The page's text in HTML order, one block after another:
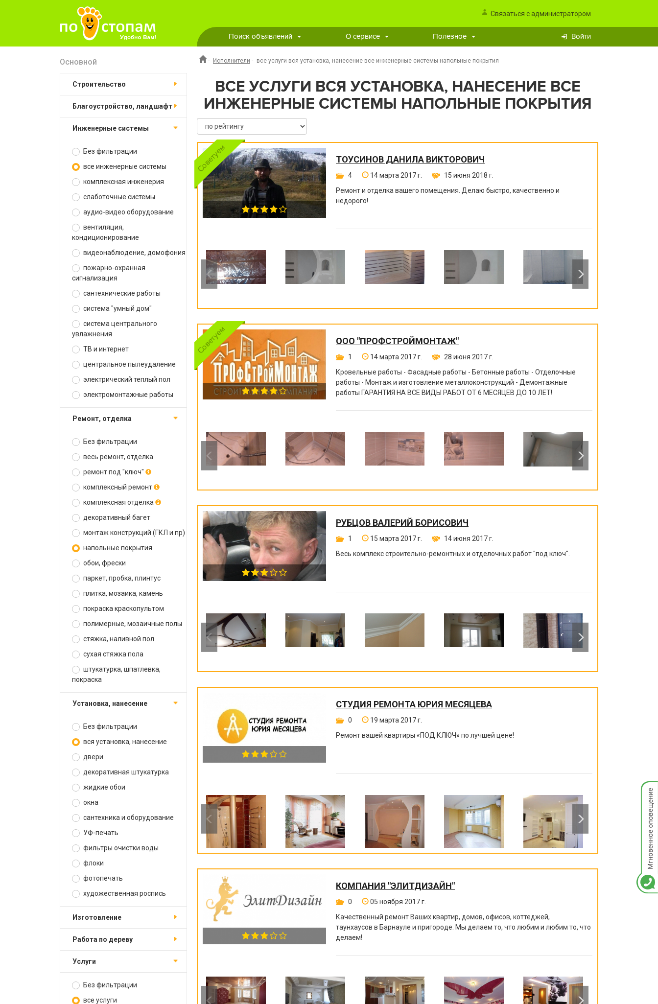
Связаться с администратором
Поиск объявлений О сервисе Полезное Войти
Основной
строительство
благоустройство, ландшафт
инженерные системы
Без фильтрации
все инженерные системы
комплексная инженерия
слаботочные системы
аудио-видео оборудование
вентиляция,
кондиционирование
видеонаблюдение, домофония
пожарно-охранная
сигнализация
сантехнические работы
система "умный дом"
система центрального
увлажнения
ТВ и интернет
центральное пылеудаление
электрический теплый пол
электромонтажные работы
ремонт, отделка
Без фильтрации
весь ремонт, отделка
ремонт под "ключ"
комплексный ремонт
комплексная отделка
декоративный багет
монтаж конструкций (ГКЛ и пр)
напольные покрытия
обои, фрески
паркет, пробка, плинтус
плитка, мозаика, камень
покраска краскопультом
полимерные, мозаичные полы
стяжка, наливной пол
сухая стяжка пола
штукатурка, шпатлевка,
покраска
установка, нанесение
Без фильтрации
вся установка, нанесение
двери
декоративная штукатурка
жидкие обои
окна
сантехника и оборудование
УФ-печать
фильтры очистки воды
флоки
фотопечать
художественная роспись
изготовление
работа по дереву
услуги
Без фильтрации
все услуги
- Исполнители - все услуги вся установка, нанесение все инженерные системы напольные покрытия
ВСЕ УСЛУГИ ВСЯ УСТАНОВКА, НАНЕСЕНИЕ ВСЕ
ИНЖЕНЕРНЫЕ СИСТЕМЫ НАПОЛЬНЫЕ ПОКРЫТИЯ
ТОУСИНОВ ДАНИЛА ВИКТОРОВИЧ
4 14 марта 2017 г.
15 июня 2018 г.
Ремонт и отделка вашего помещения. Делаю быстро, качественно и
недорого!
ООО "ПРОФСТРОЙМОНТАЖ"
1 14 марта 2017 г.
28 июня 2017 г.
Кровельные работы - Фасадные работы - Бетонные работы - Отделочные
работы - Монтаж и изготовление металлоконструкций - Демонтажные
работы ГАРАНТИЯ НА ВСЕ ВИДЫ РАБОТ ОТ 6 МЕСЯЦЕВ ДО 10 ЛЕТ!
РУБЦОВ ВАЛЕРИЙ БОРИСОВИЧ
1 15 марта 2017 г.
14 июня 2017 г.
Весь комплекс строительно-ремонтных и отделочных работ "под ключ".
СТУДИЯ РЕМОНТА ЮРИЯ МЕСЯЦЕВА
0
19 марта 2017 г.
Ремонт вашей квартиры «ПОД КЛЮЧ» по лучшей цене!
КОМПАНИЯ "ЭЛИТДИЗАЙН"
0
05 ноября 2017 г.
Качественный ремонт Ваших квартир, домов, офисов, коттеджей,
таунхаусов в Барнауле и пригороде. Мы делаем то, что любим и любим то, что
делаем!